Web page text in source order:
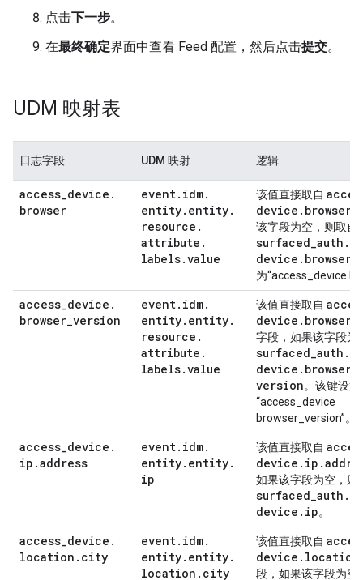
点击下一步。
在最终确定界面中查看 Feed 配置，然后点击提交。
UDM 映射表
日志字段 UDM 映射 逻辑
access_device .
browser
event. idm.
entity. entity.
resource .
attribute .
labels.value
该值直接取自
device . browser
该字段为空，则取自
surfaced_auth .
device . browser
为“access_device
access_device .
browser_version
event. idm.
entity. entity.
resource .
attribute .
labels.value
该值直接取自
device . browser
字段，如果该字段为
surfaced_auth .
device . browser
version。该键设置
“access_device
browser_version”。
access_device .
ip .address
event. idm.
entity. entity.
ip
该值直接取自
device . ip .
如果该字段为空，则
surfaced_auth .
device . ip。
access_device .
location . city
event. idm.
entity. entity.
location . city
该值直接取自
device . location
段，如果该字段为空